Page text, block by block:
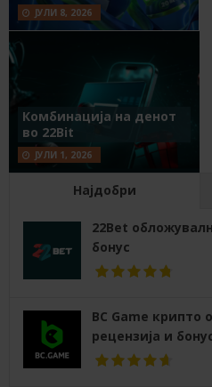
ЈУЛИ 8, 2026
Комбинација на денот
во 22Bit
ЈУЛИ 1, 2026
Најдобри
22Bet
бонус
BC Game крипто
рецензија и